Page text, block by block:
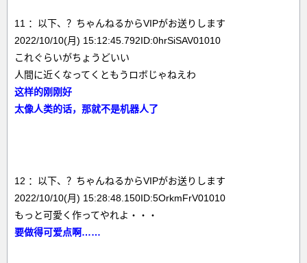
11 ：以下、？ちゃんねるからVIPがお送りします
2022/10/10(月) 15:12:45.792ID:0hrSiSAV01010
これぐらいがちょうどいい
人間に近くなってくともうロボじゃねえわ
这样的刚刚好
太像人类的话，那就不是机器人了
12 ：以下、？ちゃんねるからVIPがお送りします
2022/10/10(月) 15:28:48.150ID:5OrkmFrV01010
もっと可愛く作ってやれよ・・・
要做得可爱点啊……